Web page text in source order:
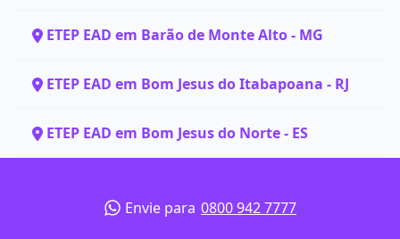
ETEP EAD em Barão de Monte Alto - MG
ETEP EAD em Bom Jesus do Itabapoana - RJ
ETEP EAD em Bom Jesus do Norte - ES
Envie para 0800 942 7777